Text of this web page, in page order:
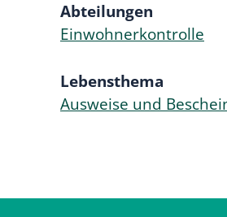
Abteilungen
Einwohnerkontrolle
Lebensthema
Ausweise und